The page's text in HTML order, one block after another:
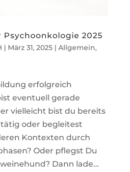
2025
| März 31, 2025| Allgemein,
erfolgreich
eventuell gerade
vielleicht bist du bereits
oder begleitest
Kontexten durch
Oder pflegst Du
Dann lade...